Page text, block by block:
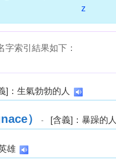
z
字索引結果如下：
]：生氣勃勃的人
） - [含義]：暴躁的人
雄